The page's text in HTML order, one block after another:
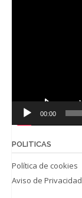
00:00
POLITICAS
Política de cookies
Aviso de Privacidad